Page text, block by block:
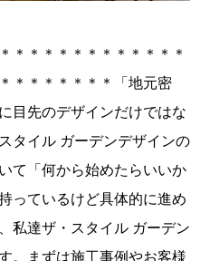
＊＊＊＊＊＊＊＊＊＊＊＊
＊＊＊＊＊＊＊「地元密
目先のデザインだけではな
タイル ガーデンデザインの
て「何から始めたらいいか
っているけど具体的に進め
私達ザ・スタイル ガーデン
。まずは施工事例やお客様